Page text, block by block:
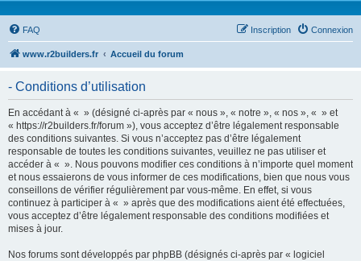
FAQ Connexion
Inscription
www.r2builders.fr Accueil du forum
- Conditions d’utilisation
En accédant à « » (désigné ci-après par « nous », « notre », « nos », « » et
« https://r2builders.fr/forum »), vous acceptez d’être légalement responsable
des conditions suivantes. Si vous n’acceptez pas d’être légalement
responsable de toutes les conditions suivantes, veuillez ne pas utiliser et
accéder à « ». Nous pouvons modifier ces conditions à n’importe quel moment
et nous essaierons de vous informer de ces modifications, bien que nous vous
conseillons de vérifier régulièrement par vous-même. En effet, si vous
continuez à participer à « » après que des modifications aient été effectuées,
vous acceptez d’être légalement responsable des conditions modifiées et
mises à jour.
Nos forums sont développés par phpBB (désignés ci-après par « logiciel